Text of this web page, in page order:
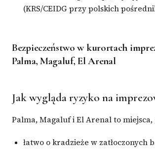
(KRS/CEIDG przy polskich
Bezpieczeństwo w kurortach
Palma, Magaluf, El Arenal
Jak wygląda ryzyko na
Palma, Magaluf i El Arenal to miejsca,
łatwo o kradzieże w zatłoczonych